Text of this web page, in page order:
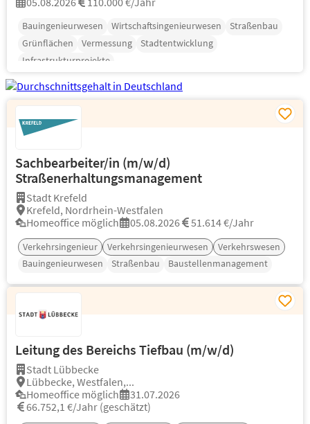
Bauingenieurwesen Wirtschaftsingenieurwesen
Straßenbau
Grünflächen
Vermessung
Stadtentwicklung
Infrastrukturprojekte
Sachbearbeiter/in (m/w/d)
Straßenerhaltungsmanagement
Stadt Krefeld
Krefeld, Nordrhein-Westfalen
Homeoffice möglich
05.08.2026 51.614 €/Jahr
Verkehrsingenieur Verkehrsingenieurwesen
Verkehrswesen
Bauingenieurwesen
Straßenbau Baustellenmanagement
Leitung des Bereichs Tiefbau (m/w/d)
Stadt Lübbecke
Lübbecke, Westfalen,...
Homeoffice möglich
31.07.2026
66.752,1 €/Jahr (geschätzt)